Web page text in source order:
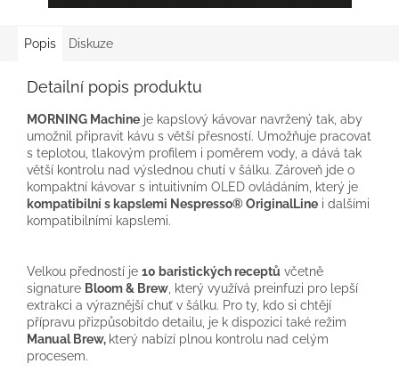
Popis Diskuze
Detailní popis produktu
MORNING Machine je kapslový kávovar navržený tak, aby
umožnil připravit kávu s větší přesností. Umožňuje pracovat
s teplotou, tlakovým profilem i poměrem vody, a dává tak
větší kontrolu nad výslednou chutí v šálku. Zároveň jde o
kompaktní kávovar s intuitivním OLED ovládáním, který je
kompatibilní s kapslemi Nespresso® OriginalLine i dalšími
kompatibilními kapslemi.
Velkou předností je 10 baristických receptů včetně
signature Bloom & Brew , který využívá preinfuzi pro lepší
extrakci a výraznější chuť v šálku. Pro ty, kdo si chtějí
přípravu přizpůsobitdo detailu, je k dispozici také režim
Manual Brew, který nabízí plnou kontrolu nad celým
procesem.